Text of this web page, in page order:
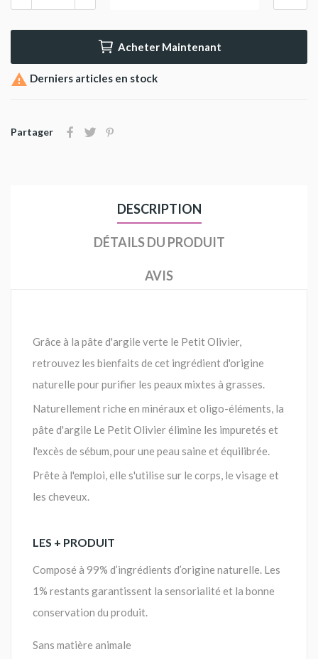
Acheter Maintenant
 Derniers articles en stock
Partager
DESCRIPTION
DÉTAILS DU PRODUIT
AVIS
Grâce à la pâte d'argile verte le Petit Olivier,
retrouvez les bienfaits de cet ingrédient d'origine
naturelle pour purifier les peaux mixtes à grasses.
Naturellement riche en minéraux et oligo-éléments, la
pâte d'argile Le Petit Olivier élimine les impuretés et
l'excès de sébum, pour une peau saine et équilibrée.
Prête à l'emploi, elle s'utilise sur le corps, le visage et
les cheveux.
LES + PRODUIT
Composé à 99% d’ingrédients d’origine naturelle. Les
1% restants garantissent la sensorialité et la bonne
conservation du produit.
Sans matière animale